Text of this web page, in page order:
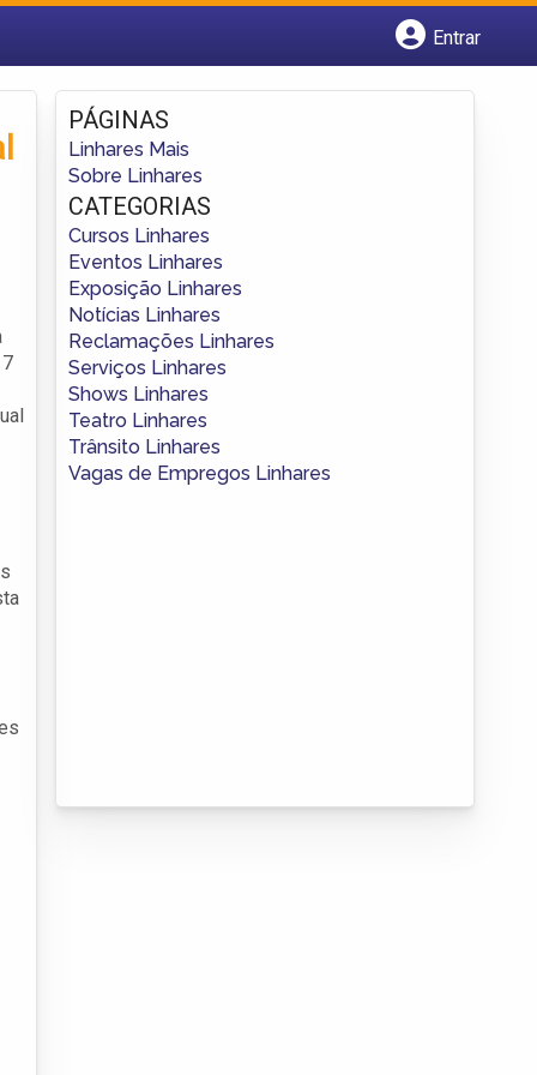
Entrar
Fazer login
Criar conta
PÁGINAS
Linhares Mais
Sobre Linhares
CATEGORIAS
Cursos Linhares
Eventos Linhares
Exposição Linhares
Notícias Linhares
Reclamações Linhares
Serviços Linhares
Shows Linhares
Teatro Linhares
Trânsito Linhares
Vagas de Empregos Linhares